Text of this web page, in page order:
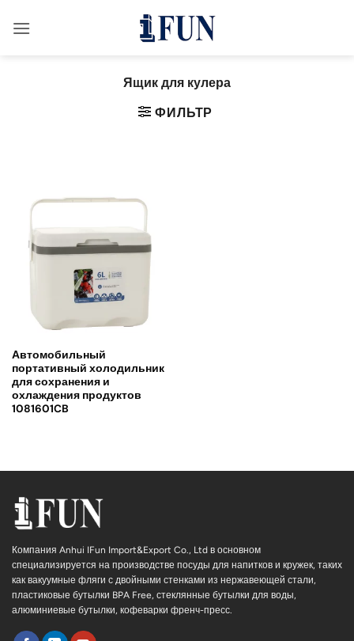
Ящик для кулера
ФИЛЬТР
Автомобильный
портативный холодильник
для сохранения и
охлаждения продуктов
1081601CB
Компания Anhui IFun Import&Export Co., Ltd в основном
специализируется на производстве посуды для напитков и кружек, таких
как вакуумные фляги с двойными стенками из нержавеющей стали,
пластиковые бутылки BPA Free, стеклянные бутылки для воды,
алюминиевые бутылки, кофеварки френч-пресс.